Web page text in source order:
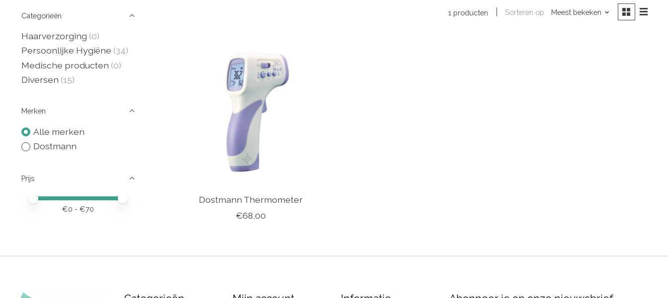
Categorieën
Haarverzorging (0)
Persoonlijke Hygiëne (34)
Medische producten (0)
Diversen (15)
Merken
Alle merken
Dostmann
Prijs
Minimale prijswaarde
Price maximum value
€0 - €70
1 producten Sorteren op Meest bekeken
Dostmann Thermometer
€68,00